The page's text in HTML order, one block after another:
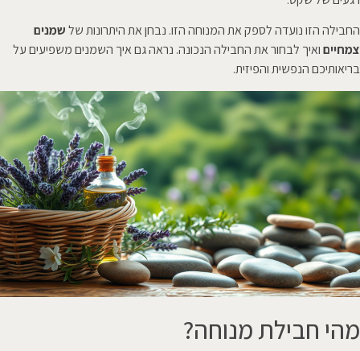
החבילה הזו נועדה לספק את המנוחה הזו. נבחן את היתרונות שלשמנים
צמחייםואיך לבחור את החבילה הנכונה. נראה גם איך השמנים משפיעים על
בריאותיכם הנפשית והפיזית.
מהי חבילת מנוחה?